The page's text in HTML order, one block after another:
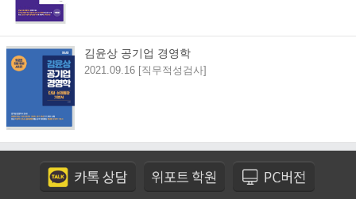
김윤상 공기업 경영학
2021.09.16 [직무적성검사]